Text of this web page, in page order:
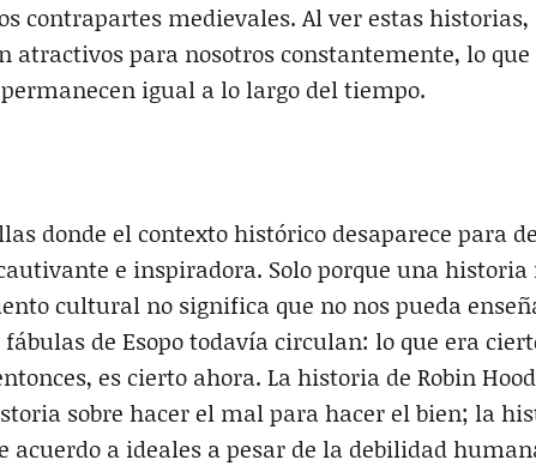
contrapartes medievales. Al ver estas historias,
atractivos para nosotros constantemente, lo que
igual a lo largo del tiempo.
donde el contexto histórico desaparece para
e inspiradora. Solo porque una historia
cultural no significa que no nos pueda
de Esopo todavía circulan: lo que era
es cierto ahora. La historia de Robin
sobre hacer el mal para hacer el bien; la
acuerdo a ideales a pesar de la debilidad